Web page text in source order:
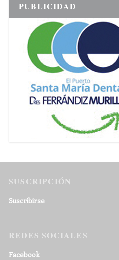
PUBLICIDAD
SUSCRIPCIÓN
Suscribirse
REDES SOCIALES
Facebook